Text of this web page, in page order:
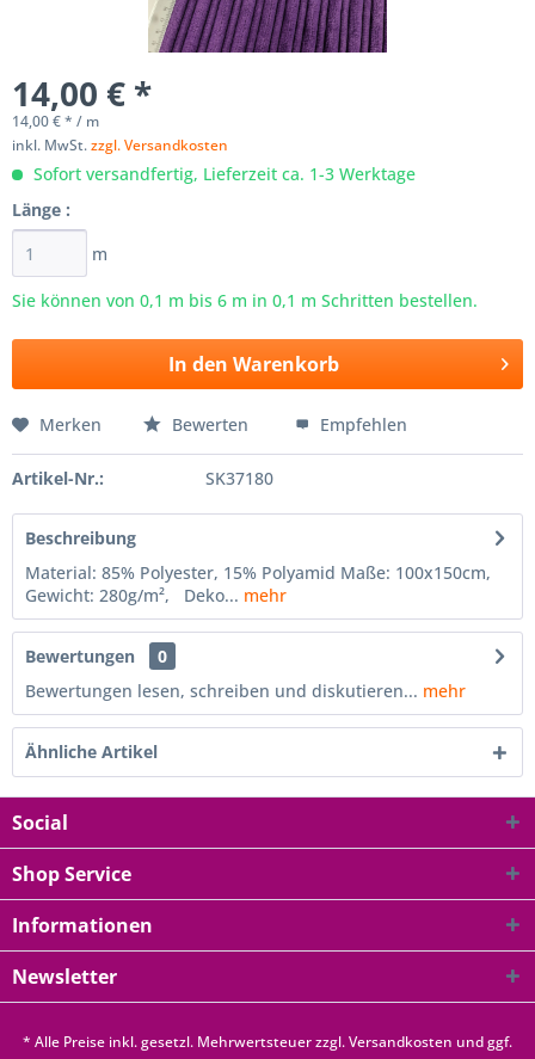
14,00 € *
14,00 € * / m
inkl. MwSt.zzgl. Versandkosten
Sofort versandfertig, Lieferzeit ca. 1-3 Werktage
Länge :
m
Sie können von 0,1 m bis 6 m in 0,1 m Schritten bestellen.
In den Warenkorb
Merken Bewerten Empfehlen
Artikel-Nr.: SK37180
Beschreibung
Material: 85% Polyester, 15% Polyamid Maße: 100x150cm,
Gewicht: 280g/m², Deko... mehr
Bewertungen
0
Bewertungen lesen, schreiben und diskutieren... mehr
Ähnliche Artikel
Social
Shop Service
Informationen
Newsletter
* Alle Preise inkl. gesetzl. Mehrwertsteuer zzgl.Versandkosten und ggf.